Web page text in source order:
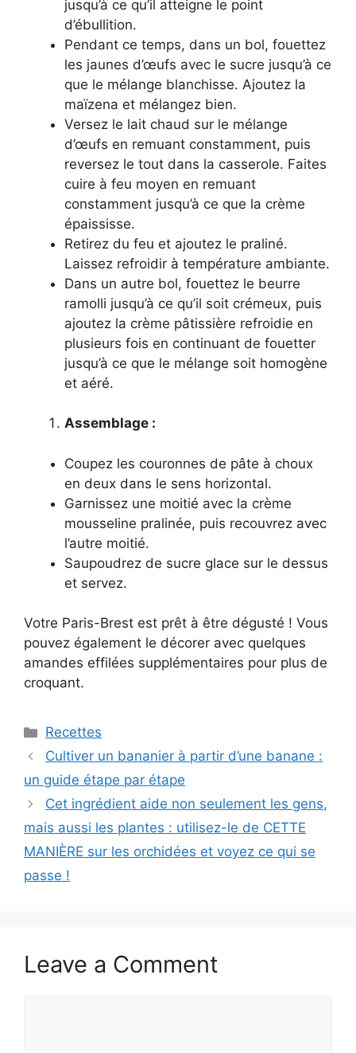
jusqu’à ce qu’il atteigne le point
d’ébullition.
Pendant ce temps, dans un bol, fouettez
les jaunes d’œufs avec le sucre jusqu’à ce
que le mélange blanchisse. Ajoutez la
maïzena et mélangez bien.
Versez le lait chaud sur le mélange
d’œufs en remuant constamment, puis
reversez le tout dans la casserole. Faites
cuire à feu moyen en remuant
constamment jusqu’à ce que la crème
épaississe.
Retirez du feu et ajoutez le praliné.
Laissez refroidir à température ambiante.
Dans un autre bol, fouettez le beurre
ramolli jusqu’à ce qu’il soit crémeux, puis
ajoutez la crème pâtissière refroidie en
plusieurs fois en continuant de fouetter
jusqu’à ce que le mélange soit homogène
et aéré.
Assemblage :
Coupez les couronnes de pâte à choux
en deux dans le sens horizontal.
Garnissez une moitié avec la crème
mousseline pralinée, puis recouvrez avec
l’autre moitié.
Saupoudrez de sucre glace sur le dessus
et servez.
Votre Paris-Brest est prêt à être dégusté ! Vous
pouvez également le décorer avec quelques
amandes effilées supplémentaires pour plus de
croquant.
Categories
Recettes
Cultiver un bananier à partir d’une banane :
un guide étape par étape
Cet ingrédient aide non seulement les gens,
mais aussi les plantes : utilisez-le de CETTE
MANIÈRE sur les orchidées et voyez ce qui se
passe !
Leave a Comment